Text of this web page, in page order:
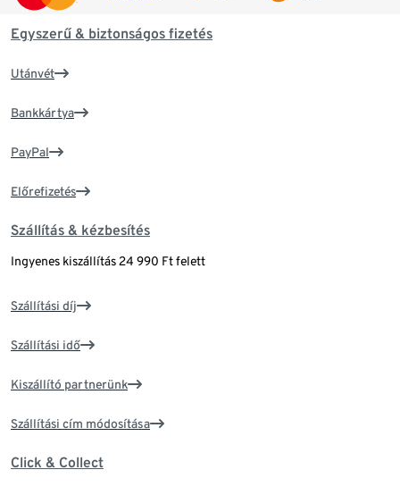
Egyszerű & biztonságos fizetés
Utánvét
Bankkártya
PayPal
Előrefizetés
Szállítás & kézbesítés
Ingyenes kiszállítás 24 990 Ft felett
Szállítási díj
Szállítási idő
Kiszállító partnerünk
Szállítási cím módosítása
Click & Collect